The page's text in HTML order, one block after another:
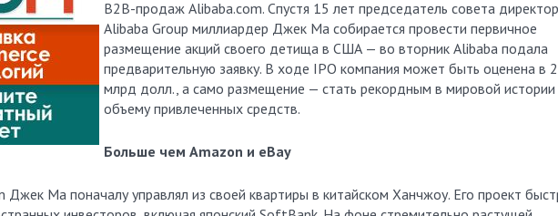
B2B-продаж Alibaba.com. Спустя 15 лет председатель совета
Alibaba Group миллиардер Джек Ма собирается провести первичное
размещение акций своего детища в США — во вторник Alibaba подала
предварительную заявку. В ходе IPO компания может быть оценена в
млрд долл., а само размещение — стать рекордным в мировой истории
объему привлеченных средств.
Больше чем Amazon и eBay
Джек Ма поначалу управлял из своей квартиры в китайском Ханчжоу. Его проект